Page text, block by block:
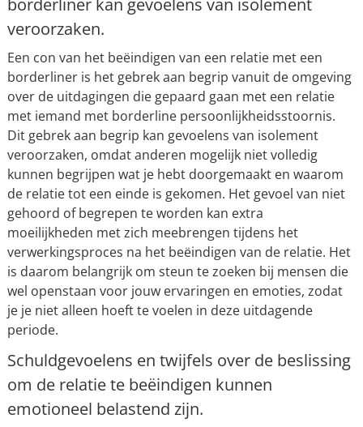
veroorzaken.
Een con van het beëindigen van een relatie met een
borderliner is het gebrek aan begrip vanuit de omgeving
over de uitdagingen die gepaard gaan met een relatie
met iemand met borderline persoonlijkheidsstoornis.
Dit gebrek aan begrip kan gevoelens van isolement
veroorzaken, omdat anderen mogelijk niet volledig
kunnen begrijpen wat je hebt doorgemaakt en waarom
de relatie tot een einde is gekomen. Het gevoel van niet
gehoord of begrepen te worden kan extra
moeilijkheden met zich meebrengen tijdens het
verwerkingsproces na het beëindigen van de relatie. Het
is daarom belangrijk om steun te zoeken bij mensen die
wel openstaan voor jouw ervaringen en emoties, zodat
je je niet alleen hoeft te voelen in deze uitdagende
periode.
Schuldgevoelens en twijfels over de beslissing
om de relatie te beëindigen kunnen
emotioneel belastend zijn.